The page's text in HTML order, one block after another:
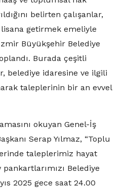
belirten çalışanlar,
getirmek emeliyle
Büyükşehir Belediye
Burada çeşitli
belediye idaresine ve ilgili
taleplerinin bir an evvel
okuyan Genel-İş
Serap Yılmaz, “Toplu
taleplerimiz hayat
Belediye
2025 gece saat 24.00